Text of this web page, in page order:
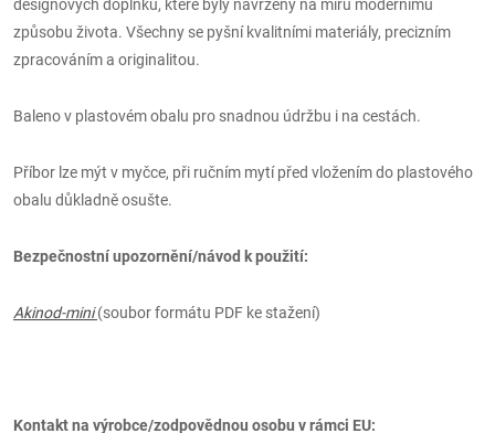
designových doplňků, které byly navrženy na míru modernímu
způsobu života. Všechny se pyšní kvalitními materiály, precizním
zpracováním a originalitou.
Baleno v plastovém obalu pro snadnou údržbu i na cestách.
Příbor lze mýt v myčce, při ručním mytí před vložením do plastového
obalu důkladně osušte.
Bezpečnostní upozornění/návod k použití:
Akinod-mini(soubor formátu PDF ke stažení)
Kontakt na výrobce/zodpovědnou osobu v rámci EU: